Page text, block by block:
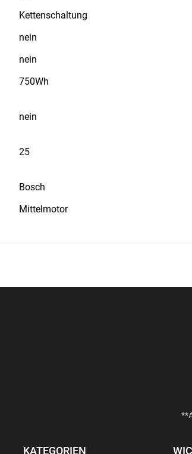
Kettenschaltung
nein
nein
750Wh
nein
25
Bosch
Mittelmotor
KATEGORIEN